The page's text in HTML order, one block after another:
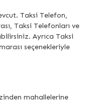
Taksi Telefon,
Taksi Telefonları ve
Ayrıca Taksi
seçenekleriyle
mahallelerine